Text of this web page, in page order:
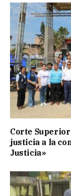
Corte
justicia a la
Justicia»